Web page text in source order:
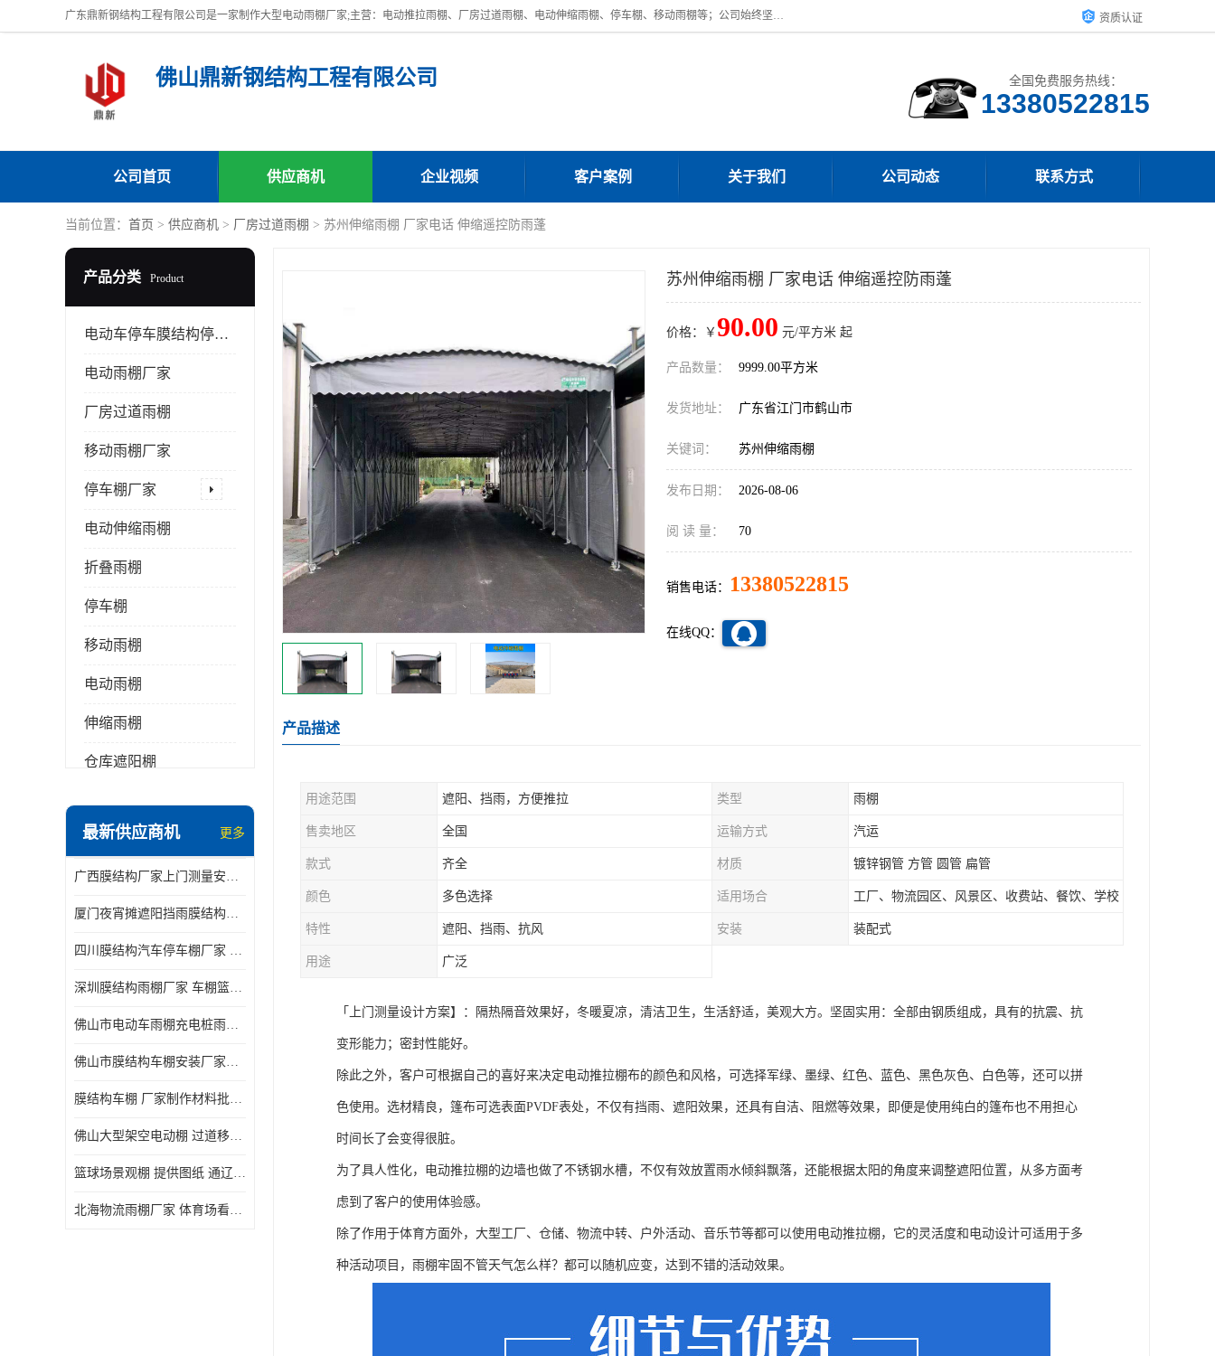
广东鼎新钢结构工程有限公司是一家制作大型电动雨棚厂家;主营：电动推拉雨棚、厂房过道雨棚、电动伸缩雨棚、停车棚、移动雨棚等；公司始终坚持结构创新,品质优越,美观形象,且售后服务好。公司充分吸纳当今休闲用品的前端技术和风格,为您带来质价相宜,时尚典雅的各种户外用品, 资质认证
佛山鼎新钢结构工程有限公司 全国免费服务热线：
13380522815
公司首页 供应商机 企业视频 客户案例 关于我们 公司动态 联系方式
当前位置： 首页 > 供应商机 > 厂房过道雨棚 > 苏州伸缩雨棚 厂家电话 伸缩遥控防雨蓬
产品分类 Product
电动车停车膜结构停车棚
电动雨棚厂家
厂房过道雨棚
移动雨棚厂家
停车棚厂家
电动伸缩雨棚
折叠雨棚
停车棚
移动雨棚
电动雨棚
伸缩雨棚
仓库遮阳棚
电动推拉雨棚
膜结构停景观棚
最新供应商机 更多
广西膜结构厂家上门测量安装发货，厂家发货没有差价
厦门夜宵摊遮阳挡雨膜结构雨棚设计 上门测量 款式多
四川膜结构汽车停车棚厂家 款式多 提供报价
深圳膜结构雨棚厂家 车棚篮球场体育看台 规格多样
佛山市电动车雨棚充电桩雨棚小区电动车棚
佛山市膜结构车棚安装厂家发货安装
膜结构车棚 厂家制作材料批发安装一体式工厂
佛山大型架空电动棚 过道移动雨蓬 屋轨道悬空棚免费测量
篮球场景观棚 提供图纸 通辽膜结构厂家
北海物流雨棚厂家 体育场看台雨棚 价格优惠
苏州伸缩雨棚 厂家电话 伸缩遥控防雨蓬
价格：￥ 90.00 元/平方米 起
产品数量： 9999.00平方米
发货地址： 广东省江门市鹤山市
关键词： 苏州伸缩雨棚
发布日期： 2026-08-06
阅 读 量： 70
销售电话： 13380522815
在线QQ：
产品描述
用途范围 遮阳、挡雨，方便推拉 类型 雨棚
售卖地区 全国 运输方式 汽运
款式 齐全 材质 镀锌钢管 方管 圆管 扁管
颜色 多色选择 适用场合 工厂、物流园区、风景区、收费站、餐饮、学校
特性 遮阳、挡雨、抗风 安装 装配式
用途 广泛
「上门测量设计方案】：隔热隔音效果好，冬暖夏凉，清洁卫生，生活舒适，美观大方。坚固实用：全部由钢质组成，具有的抗震、抗
变形能力；密封性能好。
除此之外，客户可根据自己的喜好来决定电动推拉棚布的颜色和风格，可选择军绿、墨绿、红色、蓝色、黑色灰色、白色等，还可以拼
色使用。选材精良，篷布可选表面PVDF表处，不仅有挡雨、遮阳效果，还具有自洁、阻燃等效果，即便是使用纯白的篷布也不用担心
时间长了会变得很脏。
为了具人性化，电动推拉棚的边墙也做了不锈钢水槽，不仅有效放置雨水倾斜飘落，还能根据太阳的角度来调整遮阳位置，从多方面考
虑到了客户的使用体验感。
除了作用于体育方面外，大型工厂、仓储、物流中转、户外活动、音乐节等都可以使用电动推拉棚，它的灵活度和电动设计可适用于多
种活动项目，雨棚牢固不管天气怎么样？都可以随机应变，达到不错的活动效果。